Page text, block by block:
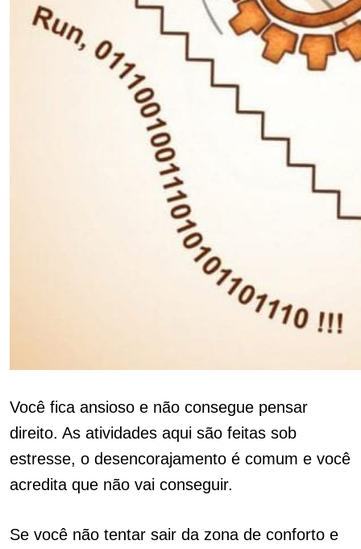
Você fica ansioso e não consegue pensar
direito. As atividades aqui são feitas sob
estresse, o desencorajamento é comum e você
acredita que não vai conseguir.
Se você não tentar sair da zona de conforto e